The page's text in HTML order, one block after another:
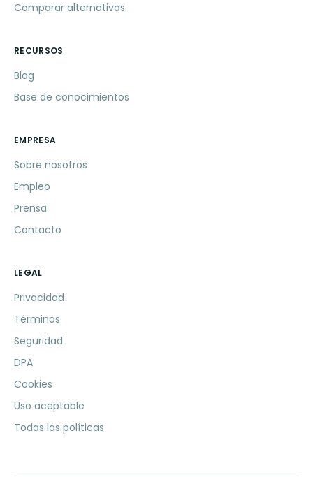
Comparar alternativas
RECURSOS
Blog
Base de conocimientos
EMPRESA
Sobre nosotros
Empleo
Prensa
Contacto
LEGAL
Privacidad
Términos
Seguridad
DPA
Cookies
Uso aceptable
Todas las políticas